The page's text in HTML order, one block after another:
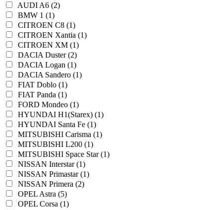
AUDI A6 (2)
BMW 1 (1)
CITROEN C8 (1)
CITROEN Xantia (1)
CITROEN XM (1)
DACIA Duster (2)
DACIA Logan (1)
DACIA Sandero (1)
FIAT Doblo (1)
FIAT Panda (1)
FORD Mondeo (1)
HYUNDAI H1(Starex) (1)
HYUNDAI Santa Fe (1)
MITSUBISHI Carisma (1)
MITSUBISHI L200 (1)
MITSUBISHI Space Star (1)
NISSAN Interstar (1)
NISSAN Primastar (1)
NISSAN Primera (2)
OPEL Astra (5)
OPEL Corsa (1)